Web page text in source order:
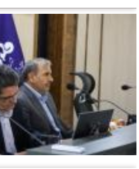
ادعای استخدام فرزند مدیرعامل سازمان